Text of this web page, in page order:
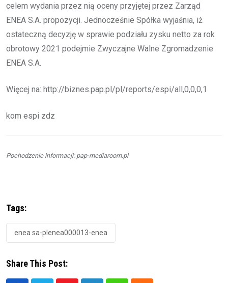
celem wydania przez nią oceny przyjętej przez Zarząd
ENEA S.A. propozycji. Jednocześnie Spółka wyjaśnia, iż
ostateczną decyzję w sprawie podziału zysku netto za rok
obrotowy 2021 podejmie Zwyczajne Walne Zgromadzenie
ENEA S.A.
Więcej na: http://biznes.pap.pl/pl/reports/espi/all,0,0,0,1
kom espi zdz
Pochodzenie informacji: pap-mediaroom.pl
Tags:
enea sa-plenea000013-enea
Share This Post: